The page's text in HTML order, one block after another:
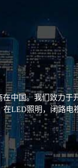
中国。我们致力
LED照明，闭路